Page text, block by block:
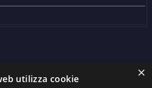
×
utilizza cookie